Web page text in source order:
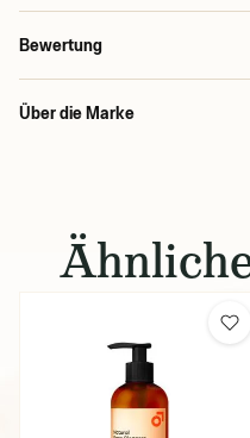
Bewertung
Über die Marke